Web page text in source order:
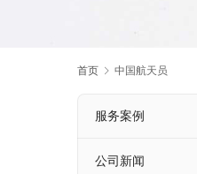
首页 中国航天员
服务案例
公司新闻